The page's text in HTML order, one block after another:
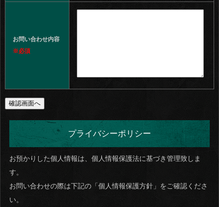
お問い合わせ内容
※必須
プライバシーポリシー
お預かりした個人情報は、個人情報保護法に基づき管理致しま
す。
お問い合わせの際は下記の「個人情報保護方針」をご確認くださ
い。